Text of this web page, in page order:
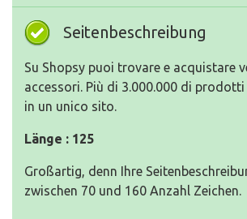
Seitenbeschreibung
Su Shopsy puoi trovare e acquistare
accessori. Più di 3.000.000 di
in un unico sito.
Länge : 125
Großartig, denn Ihre
zwischen 70 und 160 Anzahl Zeichen.